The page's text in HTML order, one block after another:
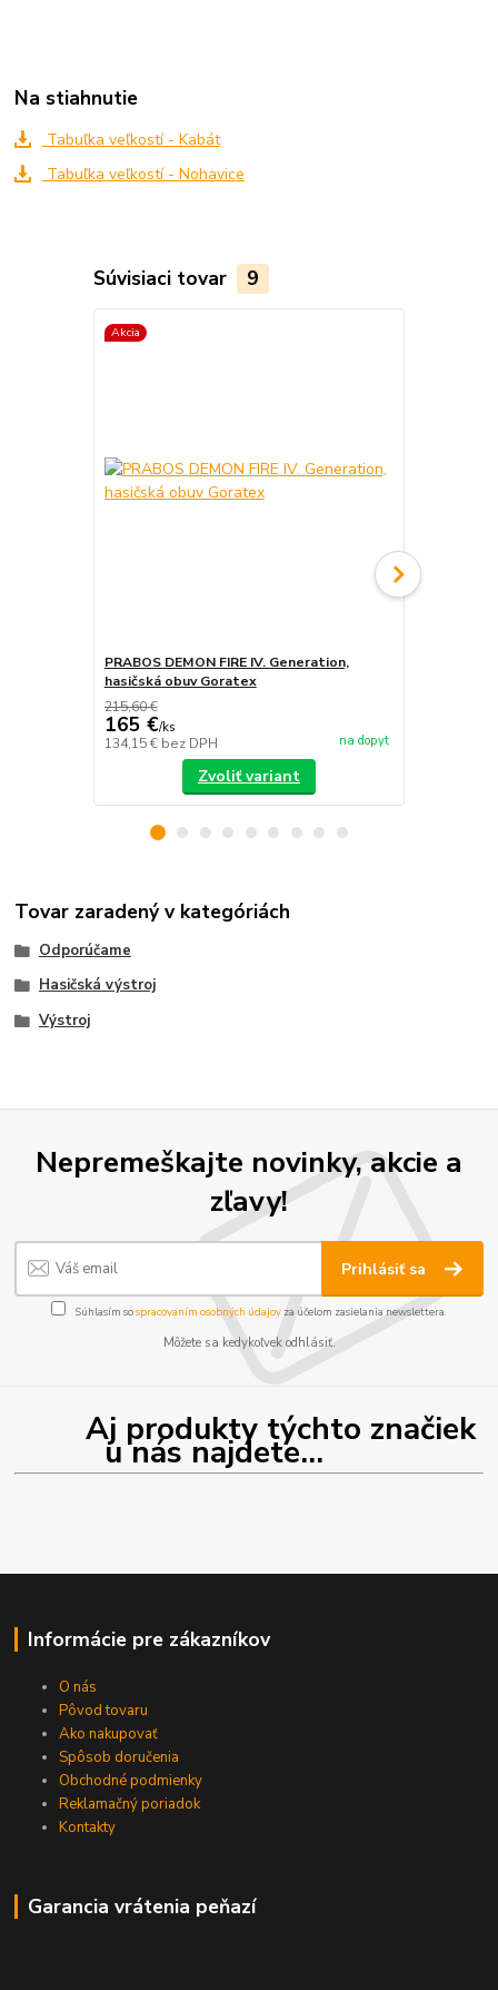
Na stiahnutie
Tabuľka veľkostí - Kabát
Tabuľka veľkostí - Nohavice
Súvisiaci tovar 9
Akcia
PRABOS DEMON FIRE IV. Generation,
hasičská obuv Goratex
215,60 €
165 €/ks
134,15 € bez DPH na dopyt
Zvoliť variant
Tovar zaradený v kategóriách
Odporúčame
Hasičská výstroj
Výstroj
Nepremeškajte novinky, akcie a
zľavy!
Prihlásiť sa
Súhlasím sospracovaním osobných údajov za účelom zasielania newslettera.
Môžete sa kedykoľvek odhlásiť.
Aj produkty týchto značiek
u nás najdete...
Informácie pre zákazníkov
O nás
Pôvod tovaru
Ako nakupovať
Spôsob doručenia
Obchodné podmienky
Reklamačný poriadok
Kontakty
Garancia vrátenia peňazí